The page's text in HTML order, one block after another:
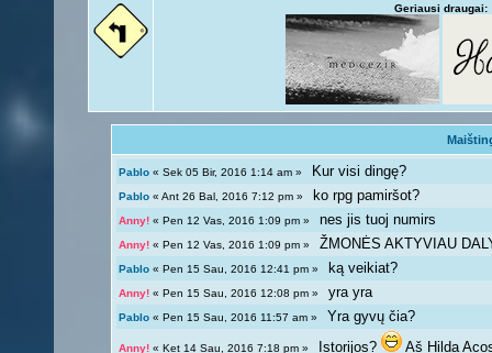
Geriausi draugai:
Pablo « Sek 05 Bir, 2016 1:14 am » Kur visi dingę?
Pablo « Ant 26 Bal, 2016 7:12 pm » ko rpg pamiršot?
Anny! « Pen 12 Vas, 2016 1:09 pm »nes jis tuoj numirs
Anny! « Pen 12 Vas, 2016 1:09 pm »ŽMONĖS AKTYVIAU
Pablo « Pen 15 Sau, 2016 12:41 pm » ką veikiat?
Anny! « Pen 15 Sau, 2016 12:08 pm »yra yra
Pablo « Pen 15 Sau, 2016 11:57 am » Yra gyvų čia?
Anny! « Ket 14 Sau, 2016 7:18 pm » Istorijos? Aš Hilda